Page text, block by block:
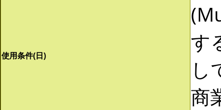
使用条件(日)
す
し
商